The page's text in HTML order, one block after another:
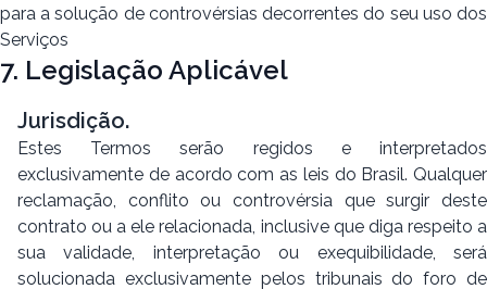
para a solução de controvérsias decorrentes do seu uso dos
Serviços
7. Legislação Aplicável
Jurisdição.
Estes Termos serão regidos e interpretados
exclusivamente de acordo com as leis do Brasil. Qualquer
reclamação, conflito ou controvérsia que surgir deste
contrato ou a ele relacionada, inclusive que diga respeito a
sua validade, interpretação ou exequibilidade, será
solucionada exclusivamente pelos tribunais do foro de